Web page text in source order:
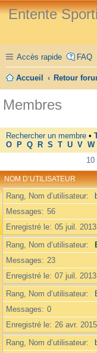
Entente
Accès rapide FAQ
Accueil Retour
Membres
Rechercher un membre •
O
P Q R S T U V W
10
NOM D’UTILISATEUR
Rang, Nom d’utilisateur
Messages
56
Enregistré le 05 juil.
Rang, Nom d’utilisateur
Messages
23
Enregistré le 07 juil.
Rang, Nom d’utilisateur
Messages
0
Enregistré le 26 avr.
Rang, Nom d’utilisateur